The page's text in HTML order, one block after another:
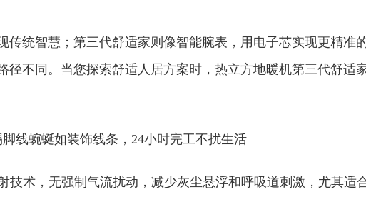
传统智慧；第三代舒适家则像智能腕表，用电子芯实现更精准
不同。当您探索舒适人居方案时，热立方地暖机第三代舒适
线蜿蜒如装饰线条，24小时完工不扰生活
技术，无强制气流扰动，减少灰尘悬浮和呼吸道刺激，尤其适